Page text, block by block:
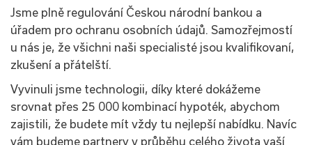
Jsme plně regulování Českou národní bankou a
úřadem pro ochranu osobních údajů. Samozřejmostí
u nás je, že všichni naši specialisté jsou kvalifikovaní,
zkušení a přátelští.
Vyvinuli jsme technologii, díky které dokážeme
srovnat přes 25 000 kombinací hypoték, abychom
zajistili, že budete mít vždy tu nejlepší nabídku. Navíc
vám budeme partnery v průběhu celého života vaší